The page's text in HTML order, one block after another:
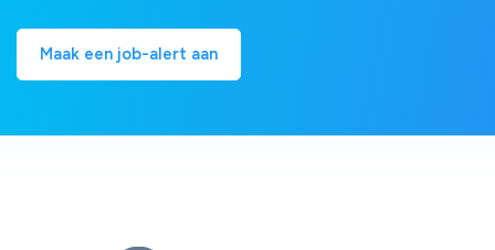
Maak een job-alert aan